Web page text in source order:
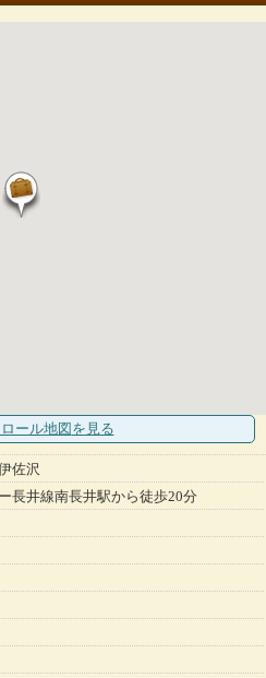
ール地図 を見る
佐沢
長井線南長井駅から徒歩20分